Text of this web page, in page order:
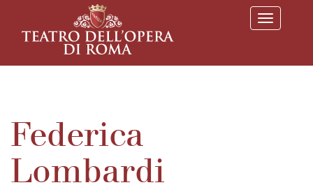
T
o
l
Federica
Lombardi